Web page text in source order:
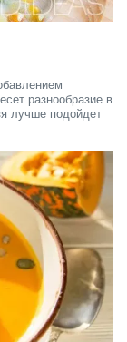
разнообразие в
лучше подойдет